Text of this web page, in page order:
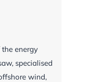
energy
specialised
wind,